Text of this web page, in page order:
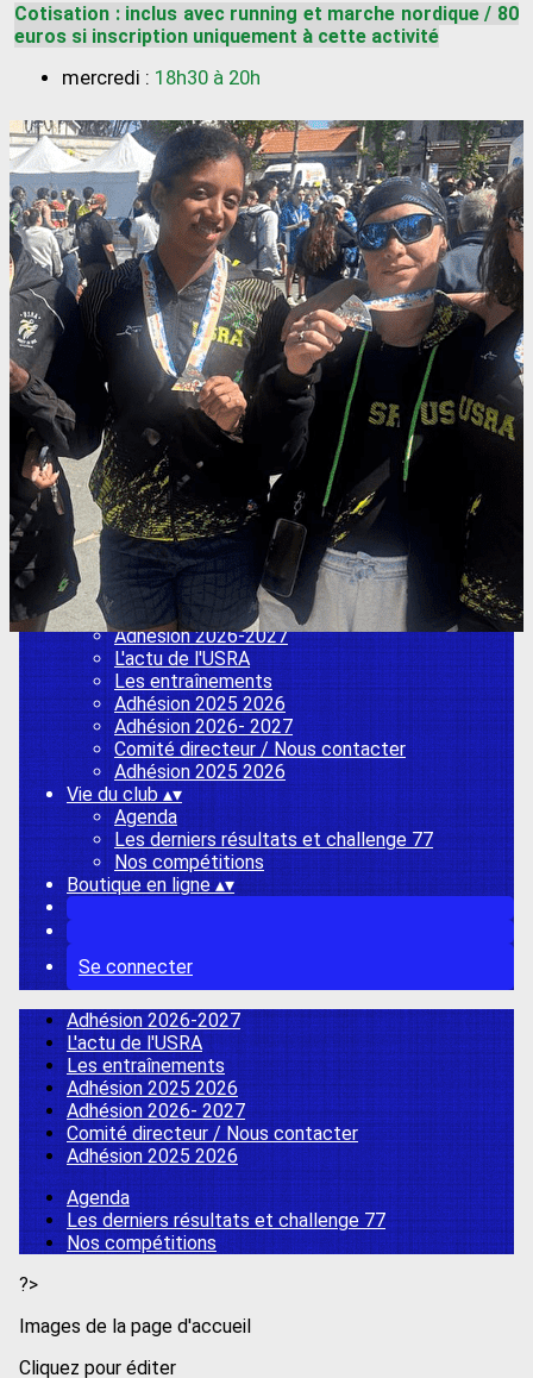
Cotisation : inclus avec running et marche nordique / 80
euros si inscription uniquement à cette activité
mercredi : 18h30 à 20h